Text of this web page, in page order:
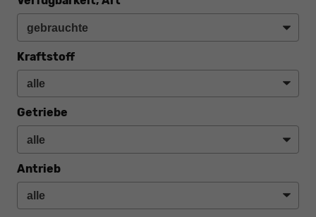
Kraftstoff
Getriebe
Antrieb